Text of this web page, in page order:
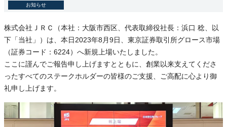
お知らせ
株式会社ＪＲＣ（本社：大阪市西区、代表取締役社長：浜口 稔、以
下「当社」）は、本日2023年8月9日、東京証券取引所グロース市場
（証券コード：6224）へ新規上場いたしました。
ここに謹んでご報告申し上げますとともに、創業以来支えてくださ
ったすべてのステークホルダーの皆様のご支援、ご高配に心より御
礼申し上げます。